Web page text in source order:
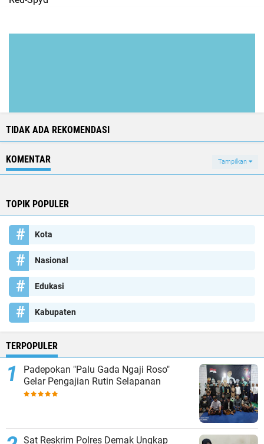
TIDAK ADA REKOMENDASI
KOMENTAR Tampilkan
TOPIK POPULER
Kota
Nasional
Edukasi
Kabupaten
TERPOPULER
Padepokan "Palu Gada Ngaji Roso"
Gelar Pengajian Rutin Selapanan
Sat Reskrim Polres Demak Ungkap